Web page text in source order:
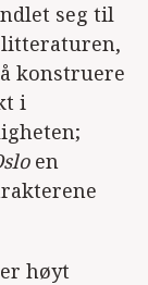
seg til
litteraturen,
konstruere
i
en
høyt